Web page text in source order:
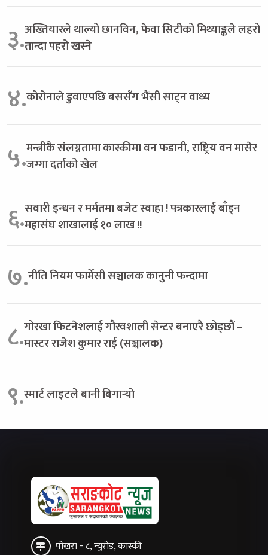
३.अख्तियारले थाल्यो छानविन, फेवा सिटीको मिथ्याङ्कले लहरो
तान्दा पहरो खस्ने
४.कोरोनाले डुवाएपछि बससँग भैंसी साट्न वाध्य
५.मन्त्रीकै संलग्नतामा कास्कीमा वन फडानी, राष्ट्रिय वन मासेर
जग्गा दर्ताको खेल
६.सवारी इन्धन र मर्मतमा बजेट स्वाहा ! पत्रकारलाई बाँड्न
महासंघ शाखालाई १० लाख !!
७.नीति नियम फार्मेसी सञ्चालक कानुनी फन्दामा
८.गोरखा फिटनेशलाई गौरवशाली सेन्टर बनाएरै छोड्छौं –
मास्टर राजेश कुमार राई (सञ्चालक)
९.स्मार्ट लाइटले बानी बिगार्‍याे
पोखरा - ८, न्युरोड, कास्की